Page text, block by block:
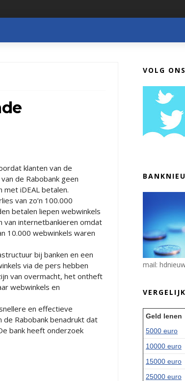
klanten van de
de Rabobank geen
met iDEAL betalen.
van zo’n 100.000
betalen liepen webwinkels
van internetbankieren omdat
10.000 webwinkels waren
bij banken en een
via de pers hebben
van overmacht, het ontheft
webwinkels en
en effectieve
Rabobank benadrukt dat
bank heeft onderzoek
VOLG
mail:
Geld lenen
5000 euro
10000 euro
15000 euro
25000 euro